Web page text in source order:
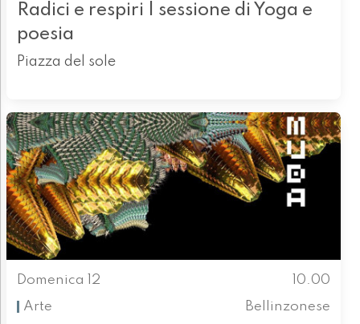
Radici e respiri | sessione di Yoga e
poesia
Piazza del sole
Domenica 12
10.00
Arte
Bellinzonese